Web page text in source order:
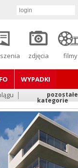
zdjęcia filmy
WYPADKI
pozostałe
kategorie